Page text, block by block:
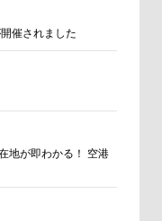
催されました
地が即わかる！ 空港